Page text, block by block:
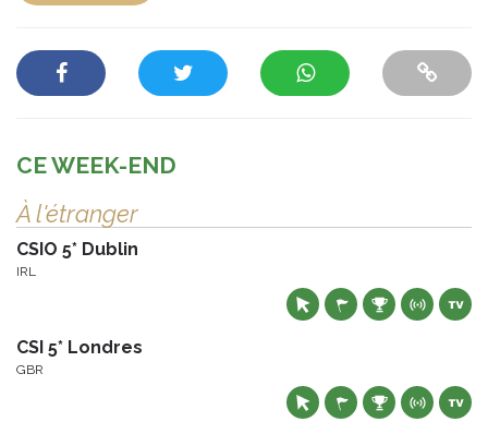
CE WEEK-END
À l'étranger
CSIO 5* Dublin
IRL
CSI 5* Londres
GBR